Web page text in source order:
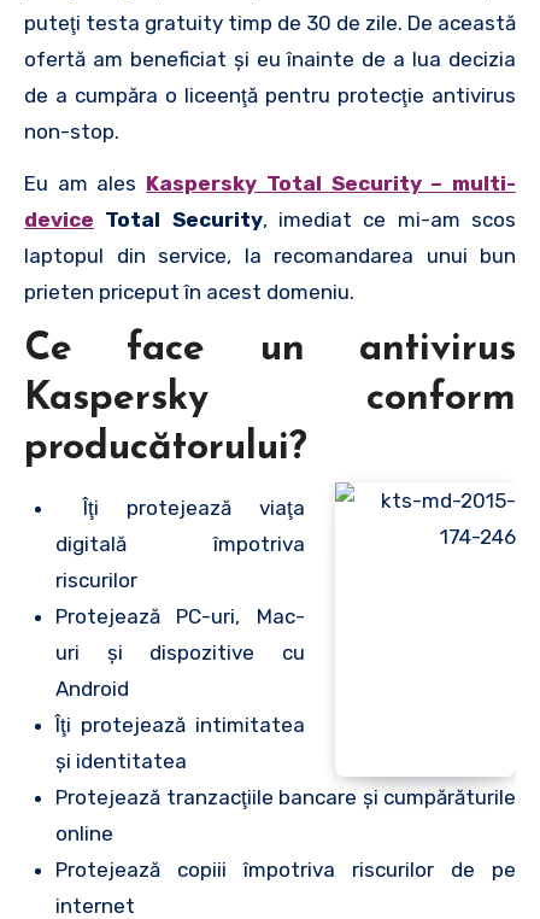
puteţi testa gratuity timp de 30 de zile. De această
ofertă am beneficiat şi eu înainte de a lua decizia
de a cumpăra o liceenţă pentru protecţie antivirus
non-stop.
Eu am ales Kaspersky Total Security – multi-
device Total Security, imediat ce mi-am scos
laptopul din service, la recomandarea unui bun
prieten priceput în acest domeniu.
Ce face un antivirus
Kaspersky conform
producătorului?
Îţi protejează viaţa
digitală împotriva
riscurilor
Protejează PC-uri, Mac-
uri şi dispozitive cu
Android
Îţi protejează intimitatea
şi identitatea
Protejează tranzacţiile bancare şi cumpărăturile
online
Protejează copiii împotriva riscurilor de pe
internet